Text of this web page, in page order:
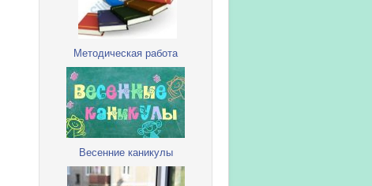
Методическая работа
Весенние каникулы